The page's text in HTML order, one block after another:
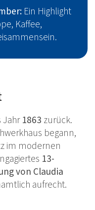
Ein Highlight
Kaffee,
Jahr1863 zurück.
begann,
im modernen
13-
von Claudia
aufrecht.